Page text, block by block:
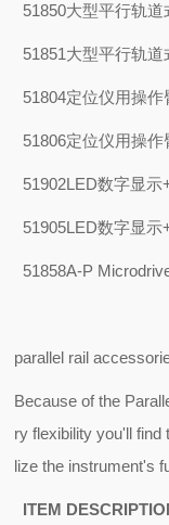
51850大型平行轨道
51851大型平行轨道
51804定位仪用操作
51806定位仪用操作
51902LED数字显示
51905LED数字显示
51858A-P
parallel rail
Because of the
ry flexibility you'll find
lize the instrument's
ITEM